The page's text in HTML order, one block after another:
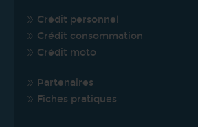
Crédit personnel
Crédit consommation
Crédit moto
Partenaires
Fiches pratiques